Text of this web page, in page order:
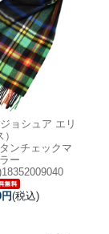
ョシュア エリ
）
ンチェックマ
ー
(税込)